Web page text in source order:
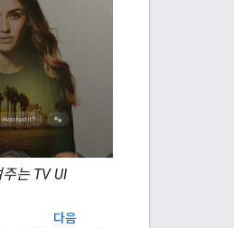
는 TV UI
다음